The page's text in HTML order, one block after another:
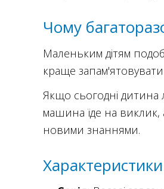
Чому
Маленьким дітям
краще
Якщо сьогодні
машина їде на виклик,
новими знаннями.
Характеристики